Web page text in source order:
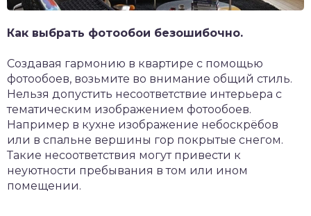
Как выбрать фотообои безошибочно.
Создавая гармонию в квартире с помощью
фотообоев, возьмите во внимание общий стиль.
Нельзя допустить несоответствие интерьера с
тематическим изображением фотообоев.
Например в кухне изображение небоскрёбов
или в спальне вершины гор покрытые снегом.
Такие несоответствия могут привести к
неуютности пребывания в том или ином
помещении.